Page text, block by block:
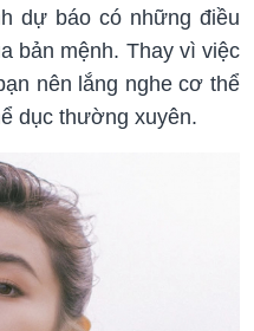
dự báo có những điều
bản mệnh. Thay vì việc
nên lắng nghe cơ thể
dục thường xuyên.